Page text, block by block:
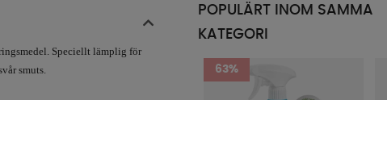
Speciellt lämplig för
smuts.
POPULÄRT INOM SAMMA
KATEGORI
63%